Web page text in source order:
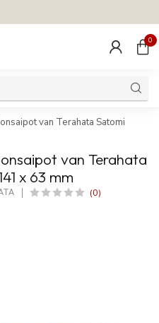
0
van Terahata Satomi
van Terahata
x 63 mm
(0)